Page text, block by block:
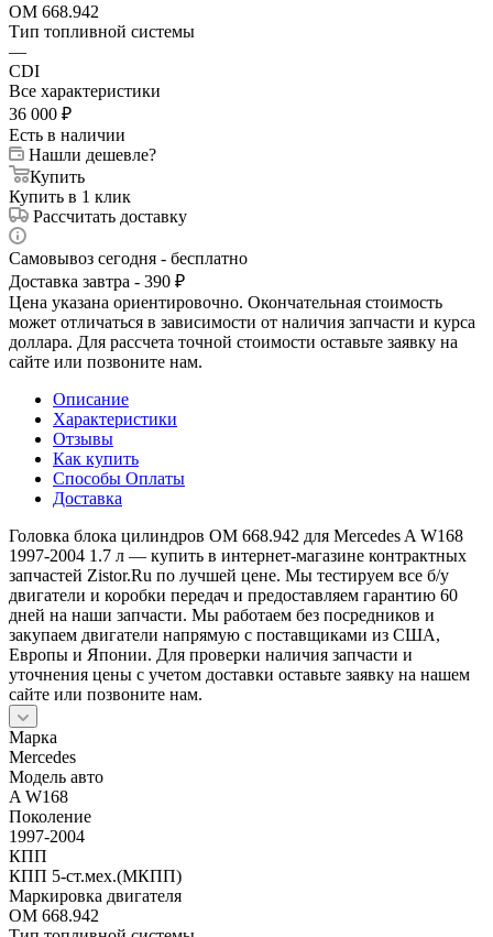
OM 668.942
Тип топливной системы
—
CDI
Все характеристики
36 000 ₽
Есть в наличии
Нашли дешевле?
Купить
Купить в 1 клик
Рассчитать доставку
Самовывоз сегодня - бесплатно
Доставка завтра - 390 ₽
Цена указана ориентировочно. Окончательная стоимость
может отличаться в зависимости от наличия запчасти и курса
доллара. Для рассчета точной стоимости оставьте заявку на
сайте или позвоните нам.
Описание
Характеристики
Отзывы
Как купить
Способы Оплаты
Доставка
Головка блока цилиндров OM 668.942 для Mercedes A W168
1997-2004 1.7 л — купить в интернет-магазине контрактных
запчастей Zistor.Ru по лучшей цене. Мы тестируем все б/у
двигатели и коробки передач и предоставляем гарантию 60
дней на наши запчасти. Мы работаем без посредников и
закупаем двигатели напрямую с поставщиками из США,
Европы и Японии. Для проверки наличия запчасти и
уточнения цены с учетом доставки оставьте заявку на нашем
сайте или позвоните нам.
Марка
Mercedes
Модель авто
A W168
Поколение
1997-2004
КПП
КПП 5-ст.мех.(МКПП)
Маркировка двигателя
OM 668.942